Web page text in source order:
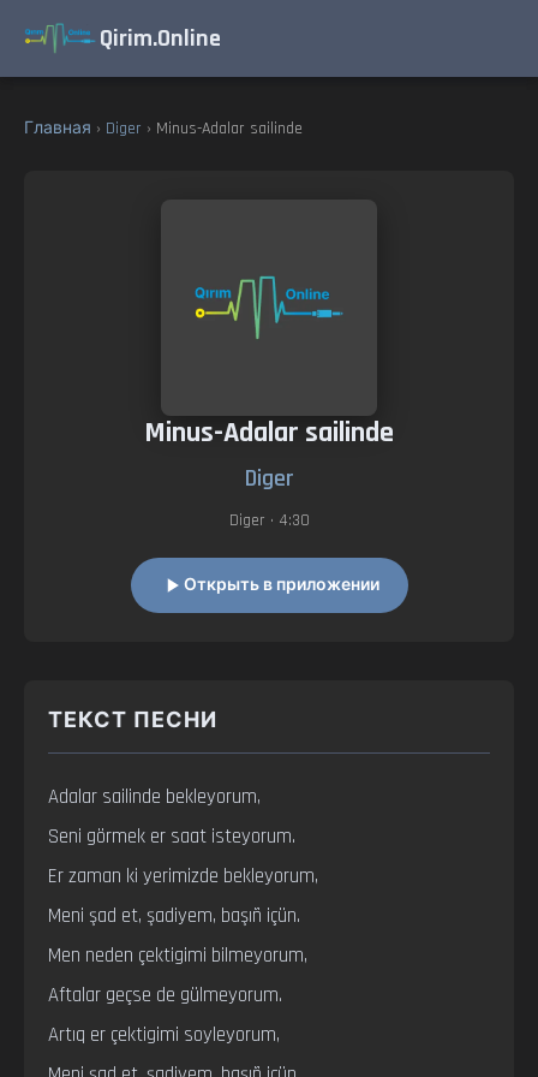
Qirim.Online
Главная › Diger › Minus-Adalar sailinde
Minus-Adalar sailinde
Diger
Diger • 4:30
Открыть в приложении
ТЕКСТ ПЕСНИ
Adalar sailinde bekleyorum,
Seni görmek er saat isteyorum.
Er zaman ki yerimizde bekleyorum,
Meni şad et, şadiyem, başıñ içün.
Men neden çektigimi bilmeyorum,
Aftalar geçse de gülmeyorum.
Artıq er çektigimi soyleyorum,